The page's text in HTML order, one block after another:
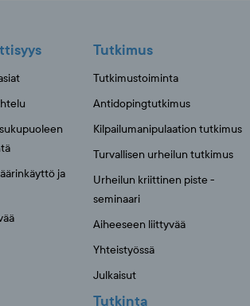
ja
Tutkimus
Tutkimustoiminta
Antidopingtutkimus
Kilpailumanipulaation tutkimus
Turvallisen urheilun tutkimus
Urheilun kriittinen piste -
seminaari
Aiheeseen liittyvää
Yhteistyössä
Julkaisut
Tutkinta